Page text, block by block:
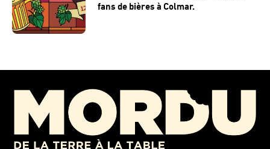
fans de bières à Colmar.